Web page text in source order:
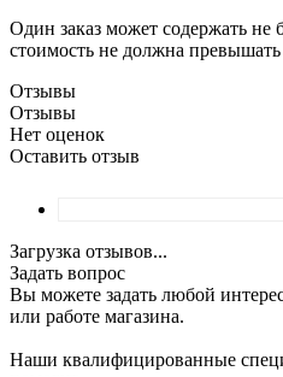
Один заказ может содержать не
стоимость не должна
Отзывы
Отзывы
Нет оценок
Оставить отзыв
Загрузка отзывов...
Задать вопрос
Вы можете задать любой
или работе магазина.
Наши квалифицированные